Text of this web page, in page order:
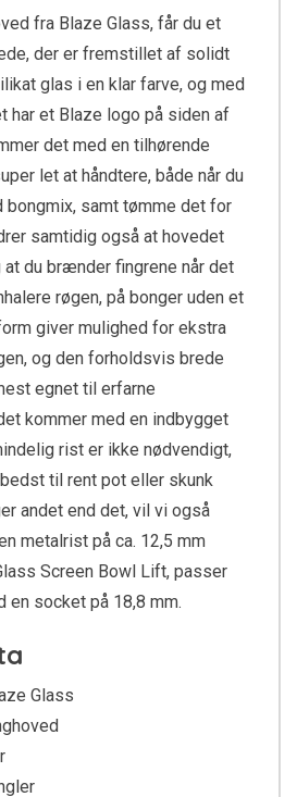
fra Blaze Glass, får du et
der er fremstillet af solidt
glas i en klar farve, og med
har et Blaze logo på siden af
det med en tilhørende
let at håndtere, både når du
bongmix, samt tømme det for
samtidig også at hovedet
du brænder fingrene når det
røgen, på bonger uden et
giver mulighed for ekstra
og den forholdsvis brede
egnet til erfarne
kommer med en indbygget
rist er ikke nødvendigt,
til rent pot eller skunk
andet end det, vil vi også
metalrist på ca. 12,5 mm
Screen Bowl Lift, passer
en socket på 18,8 mm.
Glass